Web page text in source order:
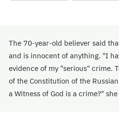
The 70-year-old believer said
and is innocent of anything. "I
evidence of my "serious" crime.
of the Constitution of the
a Witness of God is a crime?"